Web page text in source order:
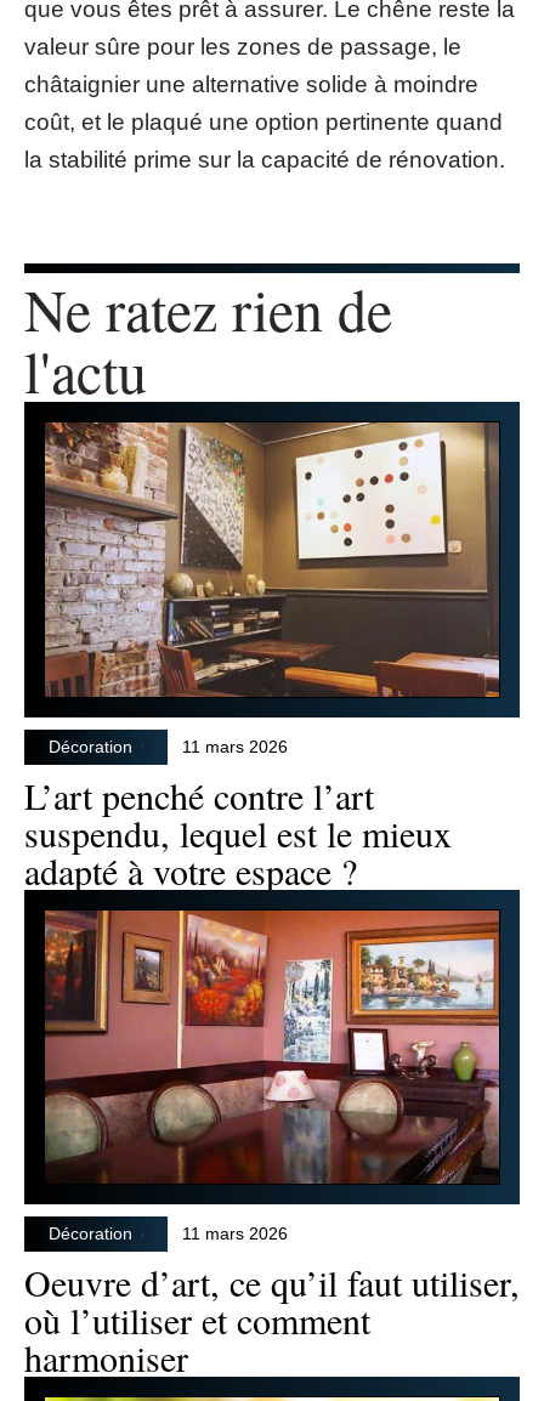
que vous êtes prêt à assurer. Le chêne reste la
valeur sûre pour les zones de passage, le
châtaignier une alternative solide à moindre
coût, et le plaqué une option pertinente quand
la stabilité prime sur la capacité de rénovation.
Ne ratez rien de
l'actu
Décoration 11 mars 2026
L’art penché contre l’art
suspendu, lequel est le mieux
adapté à votre espace ?
Décoration 11 mars 2026
Oeuvre d’art, ce qu’il faut utiliser,
où l’utiliser et comment
harmoniser